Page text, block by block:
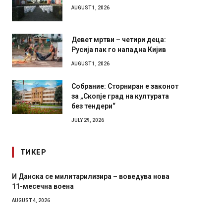
AUGUST 1, 2026
Девет мртви – четири деца:
Русија пак го нападна Кијив
AUGUST 1, 2026
Собрание: Сторниран е законот
за „Скопје град на културата
без тендери“
JULY 29, 2026
ТИКЕР
– воведува нова
Уште двајца починаа